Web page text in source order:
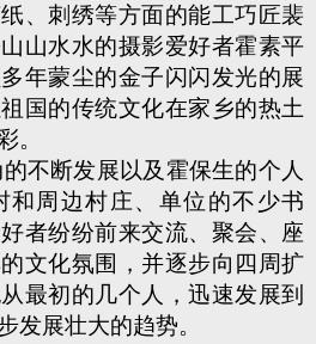
、刺绣等方面的能工巧匠裴
山水水的摄影爱好者霍素平
年蒙尘的金子闪闪发光的展
国的传统文化在家乡的热土
。
不断发展以及霍保生的个人
和周边村庄、单位的不少书
者纷纷前来交流、聚会、座
文化氛围，并逐步向四周扩
最初的几个人，迅速发展到
发展壮大的趋势。